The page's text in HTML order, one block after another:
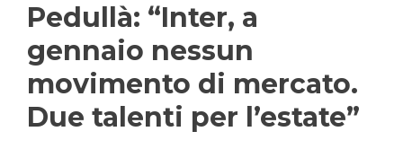
Pedullà: “Inter, a
gennaio nessun
movimento di mercato.
Due talenti per l’estate”